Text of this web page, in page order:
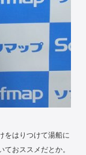
をはりつけて湯船に
おススメだとか。